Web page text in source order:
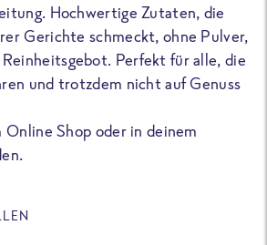
Hochwertige Zutaten, die
Gerichte schmeckt, ohne Pulver,
Reinheitsgebot. Perfekt für alle, die
und trotzdem nicht auf Genuss
Shop oder in deinem